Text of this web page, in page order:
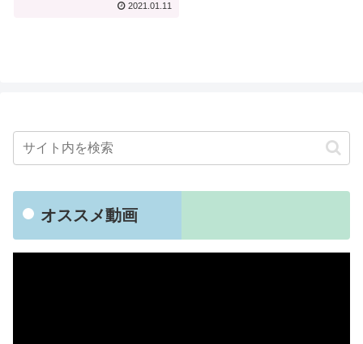
2021.01.11
オススメ動画